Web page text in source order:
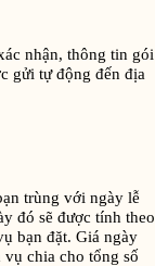
nhận, thông tin gói
gửi tự động đến địa
trùng với ngày lễ
đó sẽ được tính theo
bạn đặt. Giá ngày
chia cho tổng số